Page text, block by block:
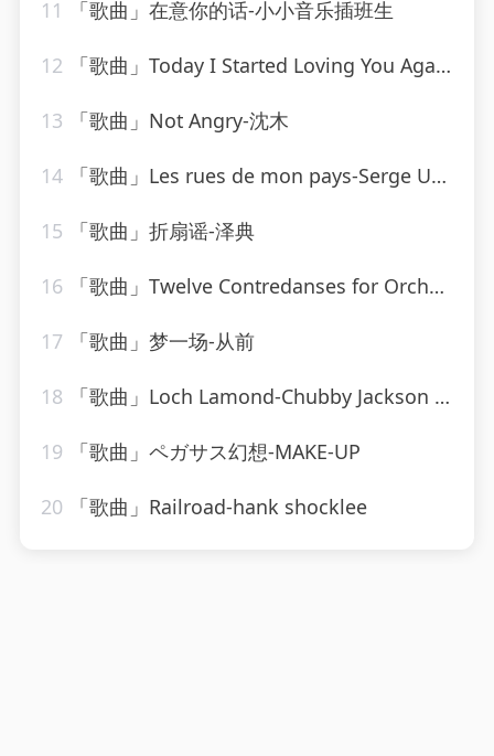
11 「歌曲」在意你的话-小小音乐插班生
12 「歌曲」Today I Started Loving You Again-Merle Haggard、The Strangers
13 「歌曲」Not Angry-沈木
14 「歌曲」Les rues de mon pays-Serge Utgé-Royo
15 「歌曲」折扇谣-泽典
16 「歌曲」Twelve Contredanses for Orchestra, WoO 14 Contredanse No. 1 in C Major-Classical Artists
17 「歌曲」梦一场-从前
18 「歌曲」Loch Lamond-Chubby Jackson All-Stars Big Band
19 「歌曲」ペガサス幻想-MAKE-UP
20 「歌曲」Railroad-hank shocklee